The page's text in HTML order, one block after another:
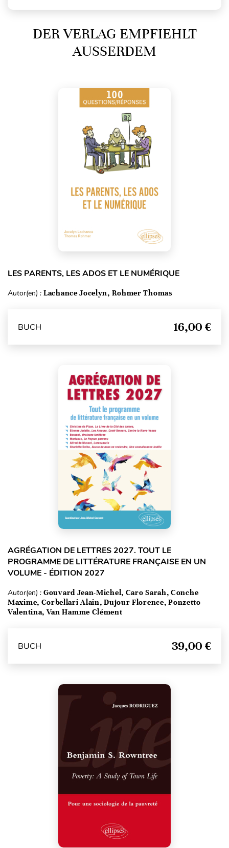
DER VERLAG EMPFIEHLT
AUSSERDEM
LES PARENTS, LES ADOS ET LE NUMÉRIQUE
Autor(en) : Lachance Jocelyn, Rohmer Thomas
BUCH 16,00 €
AGRÉGATION DE LETTRES 2027. TOUT LE
PROGRAMME DE LITTÉRATURE FRANÇAISE EN UN
VOLUME - ÉDITION 2027
Autor(en) : Gouvard Jean-Michel, Caro Sarah, Conche
Maxime, Corbellari Alain, Dujour Florence, Ponzetto
Valentina, Van Hamme Clément
BUCH 39,00 €